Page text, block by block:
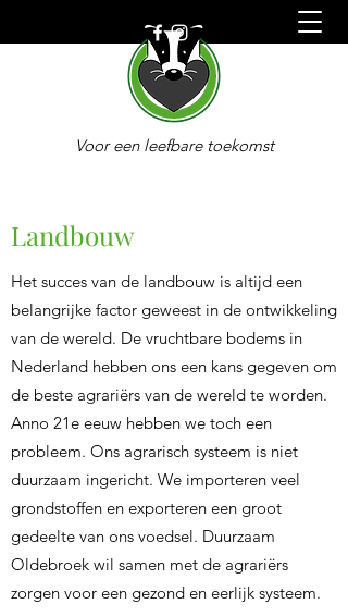
Voor een leefbare toekomst
Landbouw
Het succes van de landbouw is altijd een
belangrijke factor geweest in de ontwikkeling
van de wereld. De vruchtbare bodems in
Nederland hebben ons een kans gegeven om
de beste agrariërs van de wereld te worden.
Anno 21e eeuw hebben we toch een
probleem. Ons agrarisch systeem is niet
duurzaam ingericht. We importeren veel
grondstoffen en exporteren een groot
gedeelte van ons voedsel. Duurzaam
Oldebroek wil samen met de agrariërs
zorgen voor een gezond en eerlijk systeem.